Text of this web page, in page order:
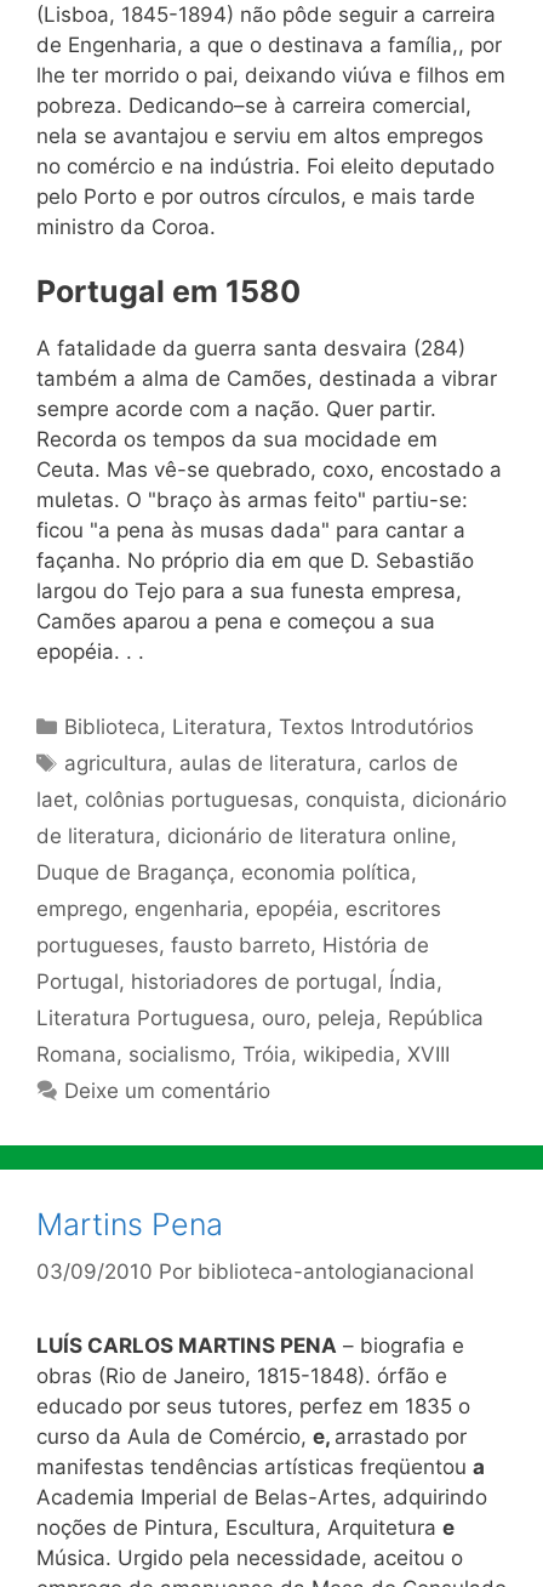
(Lisboa, 1845-1894) não pôde seguir a carreira
de Engenharia, a que o destinava a família,, por
lhe ter morrido o pai, deixando viúva e filhos em
pobreza. Dedicando–se à carreira comercial,
nela se avantajou e serviu em altos empregos
no comércio e na indústria. Foi eleito deputado
pelo Porto e por outros círculos, e mais tarde
ministro da Coroa.
Portugal em 1580
A fatalidade da guerra santa desvaira (284)
também a alma de Camões, destinada a vibrar
sempre acorde com a nação. Quer partir.
Recorda os tempos da sua mocidade em
Ceuta. Mas vê-se quebrado, coxo, encostado a
muletas. O "braço às armas feito" partiu-se:
ficou "a pena às musas dada" para cantar a
façanha. No próprio dia em que D. Sebastião
largou do Tejo para a sua funesta empresa,
Camões aparou a pena e começou a sua
epopéia. . .
Categorias
Biblioteca, Literatura,Textos Introdutórios
Tags
agricultura, aulas de literatura, carlos de
laet, colônias portuguesas, conquista, dicionário
de literatura, dicionário de literatura online,
Duque de Bragança, economia política,
emprego, engenharia, epopéia, escritores
portugueses, fausto barreto, História de
Portugal, historiadores de portugal, Índia,
Literatura Portuguesa, ouro, peleja, República
Romana, socialismo, Tróia, wikipedia, XVIII
Deixe um comentário
Martins Pena
03/09/2010 Por biblioteca-antologianacional
LUÍS CARLOS MARTINS PENA – biografia e
obras (Rio de Janeiro, 1815-1848). órfão e
educado por seus tutores, perfez em 1835 o
curso da Aula de Comércio, e, arrastado por
manifestas tendências artísticas freqüentou a
Academia Imperial de Belas-Artes, adquirindo
noções de Pintura, Escultura, Arquitetura e
Música. Urgido pela necessidade, aceitou o